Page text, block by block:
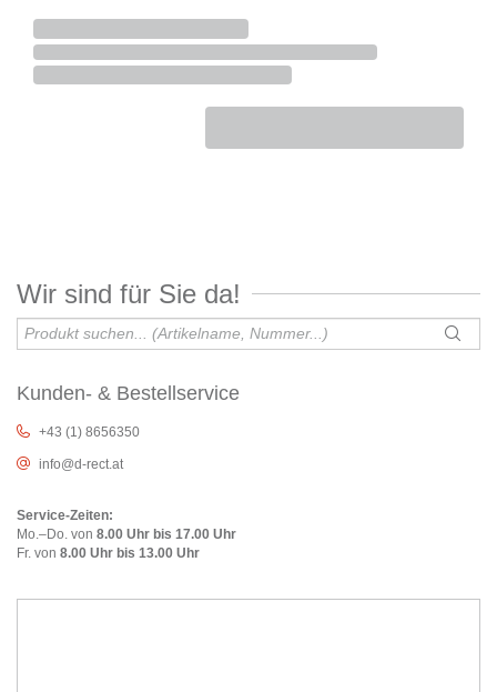
Wir sind für Sie da!
Kunden- & Bestellservice
+43 (1) 8656350
info@d-rect.at
Service-Zeiten:
Mo.–Do. von 8.00 Uhr bis 17.00 Uhr
Fr. von 8.00 Uhr bis 13.00 Uhr